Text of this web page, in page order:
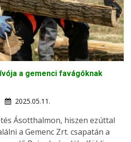
a gemenci favágóknak
2025.05.11.
Ásotthalmon, hiszen ezúttal
a Gemenc Zrt. csapatán a